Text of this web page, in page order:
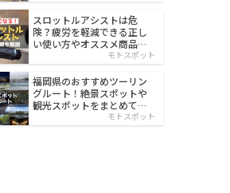
スロットルアシストは危
険？疲労を軽減できる正し
い使い方やオススメ商品を
モトスポット
福岡県のおすすめツーリン
グルート！絶景スポットや
観光スポットをまとめて紹
モトスポット